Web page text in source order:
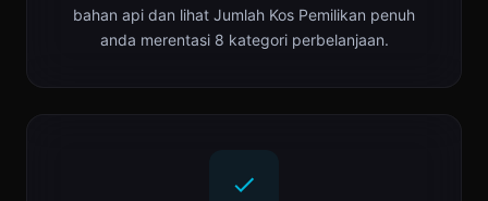
bahan api dan lihat Jumlah Kos Pemilikan penuh
anda merentasi 8 kategori perbelanjaan.